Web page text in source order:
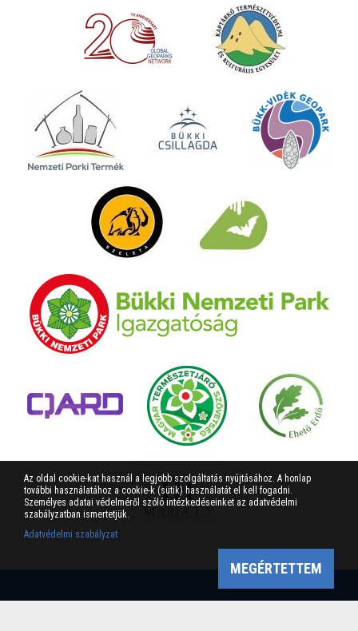
Az oldal cookie-kat használ a legjobb szolgáltatás nyújtásához. A honlap
további használatához a cookie-k (sütik) használatát el kell fogadni.
Személyes adatai védelméről szóló intézkedéseinket az adatvédelmi
szabályzatban ismertetjük.
Adatvédelmi szabályzat
MEGÉRTETTEM